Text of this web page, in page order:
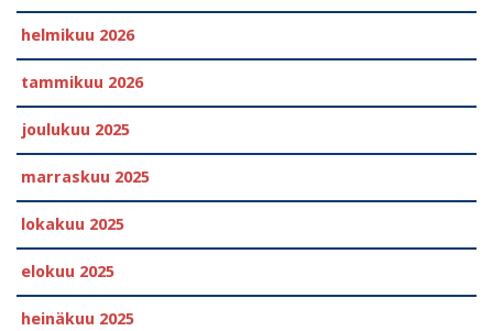
helmikuu 2026
tammikuu 2026
joulukuu 2025
marraskuu 2025
lokakuu 2025
elokuu 2025
heinäkuu 2025